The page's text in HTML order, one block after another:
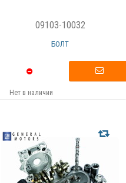
09103-10032
БОЛТ
Нет в наличии